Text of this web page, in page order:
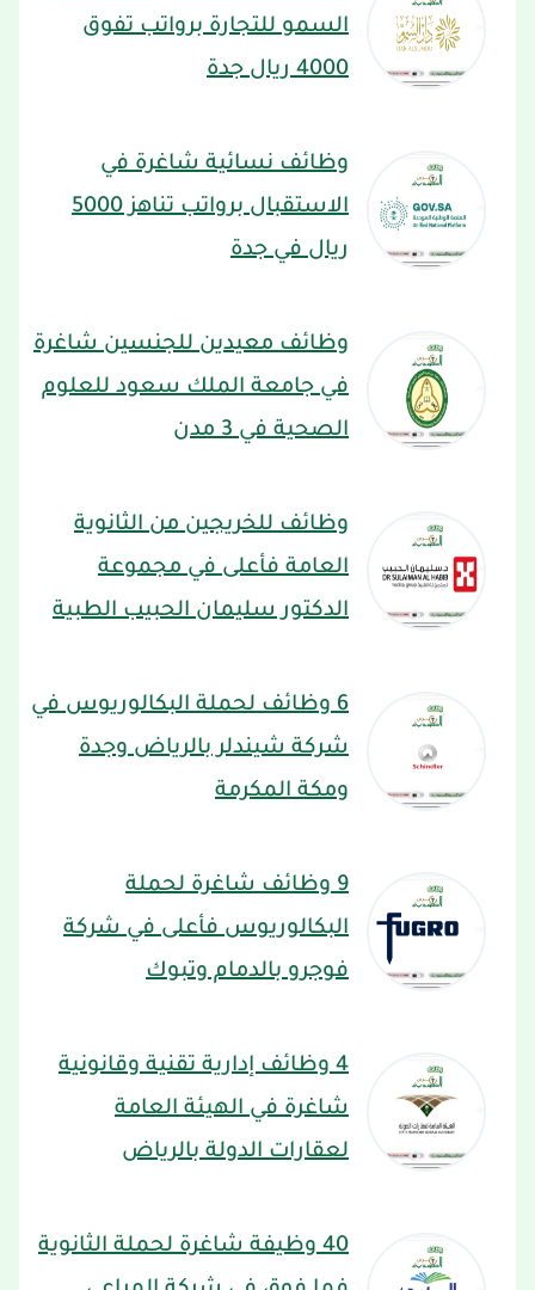
السمو للتجارة برواتب تفوق
4000 ريال جدة
وظائف نسائية شاغرة في
الاستقبال برواتب تناهز 5000
ريال في جدة
وظائف معيدين للجنسين شاغرة
في جامعة الملك سعود للعلوم
الصحية في 3 مدن
وظائف للخريجين من الثانوية
العامة فأعلى في مجموعة
الدكتور سليمان الحبيب الطبية
6 وظائف لحملة البكالوريوس في
شركة شيندلر بالرياض وجدة
ومكة المكرمة
9 وظائف شاغرة لحملة
البكالوريوس فأعلى في شركة
فوجرو بالدمام وتبوك
4 وظائف إدارية تقنية وقانونية
شاغرة في الهيئة العامة
لعقارات الدولة بالرياض
40 وظيفة شاغرة لحملة الثانوية